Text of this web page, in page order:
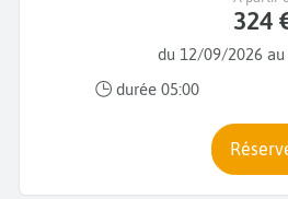
du 12/09/2026
durée 05:00
324